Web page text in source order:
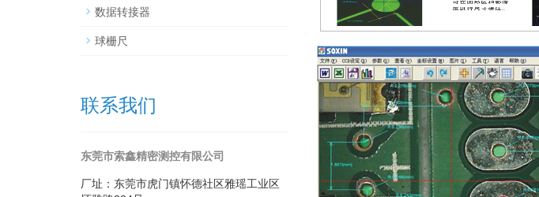
数据转接器
球栅尺
联系我们
东莞市索鑫精密测控有限公司
厂址：东莞市虎门镇怀德社区雅瑶工业区